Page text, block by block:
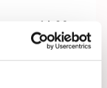
von 14:00